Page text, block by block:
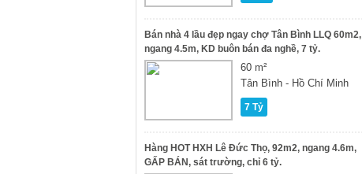
Bán nhà 4 lầu đẹp ngay chợ Tân Bình LLQ 60m2,
ngang 4.5m, KD buôn bán đa nghề, 7 tỷ.
60 m²
Tân Bình - Hồ Chí Minh
7 Tỷ
Hàng HOT HXH Lê Đức Thọ, 92m2, ngang 4.6m,
GẤP BÁN, sát trường, chỉ 6 tỷ.